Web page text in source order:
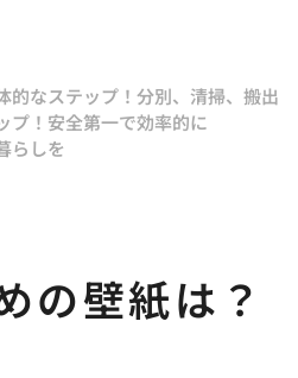
的なステップ！分別、清掃、搬出
プ！安全第一で効率的に
らしを
の壁紙は？